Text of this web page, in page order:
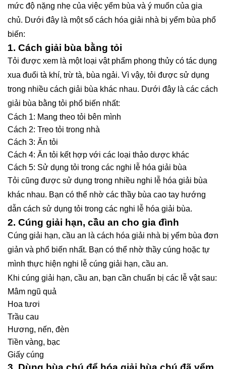
mức độ nặng nhẹ của việc yểm bùa và ý muốn của gia
chủ. Dưới đây là một số cách hóa giải nhà bị yểm bùa phổ
biến:
1. Cách giải bùa bằng tỏi
Tỏi được xem là một loại vật phẩm phong thủy có tác dụng
xua đuổi tà khí, trừ tà, bùa ngải. Vì vậy, tỏi được sử dụng
trong nhiều cách giải bùa khác nhau. Dưới đây là các cách
giải bùa bằng tỏi phổ biến nhất:
Cách 1: Mang theo tỏi bên mình
Cách 2: Treo tỏi trong nhà
Cách 3: Ăn tỏi
Cách 4: Ăn tỏi kết hợp với các loại thảo dược khác
Cách 5: Sử dụng tỏi trong các nghi lễ hóa giải bùa
Tỏi cũng được sử dụng trong nhiều nghi lễ hóa giải bùa
khác nhau. Bạn có thể nhờ các thầy bùa cao tay hướng
dẫn cách sử dụng tỏi trong các nghi lễ hóa giải bùa.
2. Cúng giải hạn, cầu an cho gia đình
Cúng giải hạn, cầu an là cách hóa giải nhà bị yểm bùa đơn
giản và phổ biến nhất. Bạn có thể nhờ thầy cúng hoặc tự
mình thực hiện nghi lễ cúng giải hạn, cầu an.
Khi cúng giải hạn, cầu an, bạn cần chuẩn bị các lễ vật sau:
Mâm ngũ quả
Hoa tươi
Trầu cau
Hương, nến, đèn
Tiền vàng, bạc
Giấy cúng